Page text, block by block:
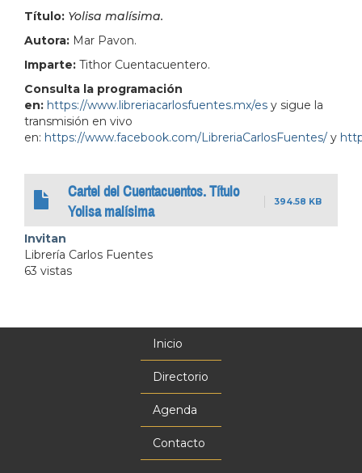
Título: Yolisa malísima.
Autora: Mar Pavon.
Imparte: Tithor Cuentacuentero.
Consulta la programación
en: https://www.libreriacarlosfuentes.mx/es y sigue la
transmisión en vivo
en: https://www.facebook.com/LibreriaCarlosFuentes/ y
Cartel del Cuentacuentos. Título
Yolisa malísima
394.58 KB
Invitan
Librería Carlos Fuentes
63 vistas
Inicio
Directorio
Agenda
Contacto